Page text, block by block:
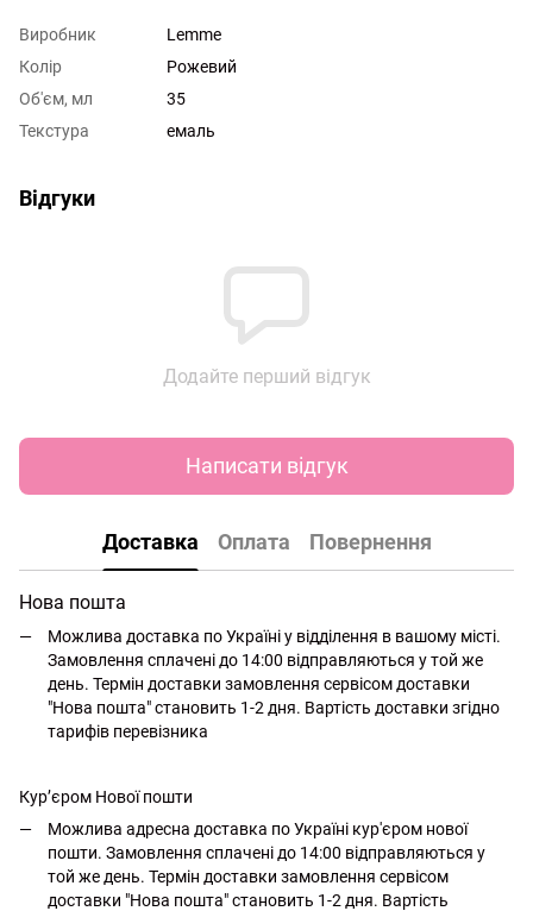
Виробник
Lemme
Колір
Рожевий
Об'єм, мл
35
Текстура
емаль
Відгуки
Додайте перший відгук
Написати відгук
Доставка Оплата Повернення
Нова пошта
Можлива доставка по Україні у відділення в вашому місті.
Замовлення сплачені до 14:00 відправляються у той же
день. Термін доставки замовлення сервісом доставки
"Нова пошта" становить 1-2 дня. Вартість доставки згідно
тарифів перевізника
Кур’єром Нової пошти
Можлива адресна доставка по Україні кур'єром нової
пошти. Замовлення сплачені до 14:00 відправляються у
той же день. Термін доставки замовлення сервісом
доставки "Нова пошта" становить 1-2 дня. Вартість